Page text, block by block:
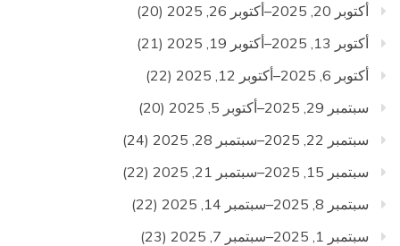
أكتوبر 20, 2025–أكتوبر 26, 2025
(20)
أكتوبر 13, 2025–أكتوبر 19, 2025
(21)
أكتوبر 6, 2025–أكتوبر 12, 2025
(22)
سبتمبر 29, 2025–أكتوبر 5, 2025
(20)
سبتمبر 22, 2025–سبتمبر 28, 2025
(24)
سبتمبر 15, 2025–سبتمبر 21, 2025
(22)
سبتمبر 8, 2025–سبتمبر 14, 2025
(22)
سبتمبر 1, 2025–سبتمبر 7, 2025
(23)